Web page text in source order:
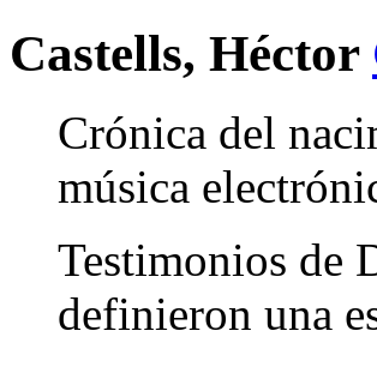
Castells, Héctor
Crónica del
música
Testimonios de
definieron una